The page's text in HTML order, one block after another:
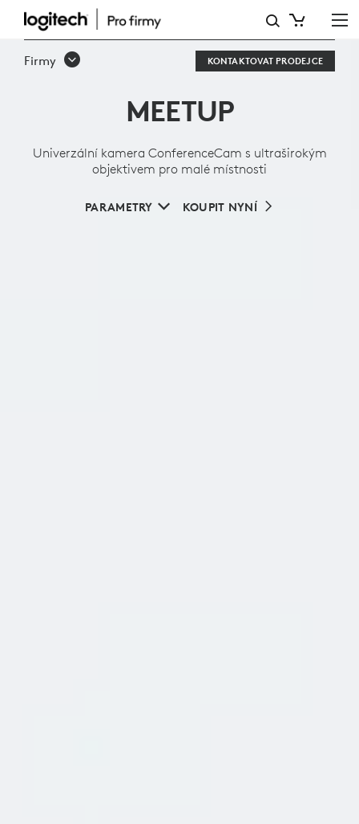
UNIVERZÁLNÍ
KAMERA
S ULTRAŠIROKÝM
OBJEKTIVEM
Firmy KONTAKTOVAT PRODEJCE
MEETUP
Univerzální kamera ConferenceCam s ultraširokým
objektivem pro malé místnosti
PARAMETRY KOUPIT NYNÍ